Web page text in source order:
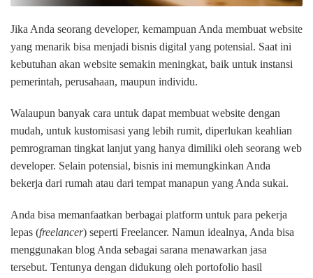
Jika Anda seorang developer, kemampuan Anda membuat website
yang menarik bisa menjadi bisnis digital yang potensial. Saat ini
kebutuhan akan website semakin meningkat, baik untuk instansi
pemerintah, perusahaan, maupun individu.
Walaupun banyak cara untuk dapat membuat website dengan
mudah, untuk kustomisasi yang lebih rumit, diperlukan keahlian
pemrograman tingkat lanjut yang hanya dimiliki oleh seorang web
developer. Selain potensial, bisnis ini memungkinkan Anda
bekerja dari rumah atau dari tempat manapun yang Anda sukai.
Anda bisa memanfaatkan berbagai platform untuk para pekerja
lepas (freelancer) seperti Freelancer. Namun idealnya, Anda bisa
menggunakan blog Anda sebagai sarana menawarkan jasa
tersebut. Tentunya dengan didukung oleh portofolio hasil